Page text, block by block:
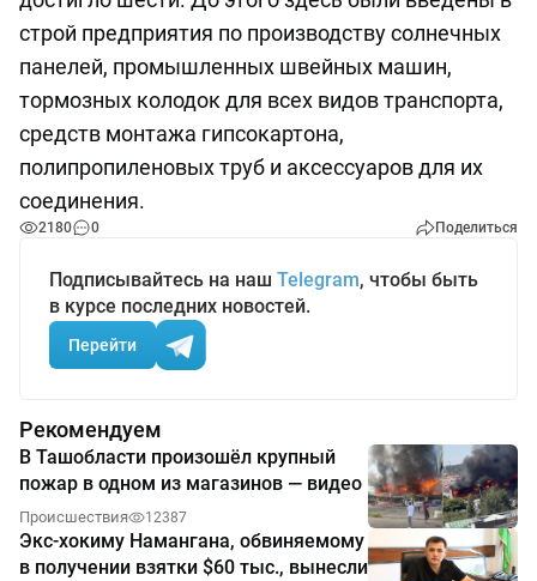
строй предприятия по производству солнечных
панелей, промышленных швейных машин,
тормозных колодок для всех видов транспорта,
средств монтажа гипсокартона,
полипропиленовых труб и аксессуаров для их
соединения.
2180 0 Поделиться
Подписывайтесь на наш Telegram, чтобы быть
в курсе последних новостей.
Перейти
Рекомендуем
В Ташобласти произошёл крупный
пожар в одном из магазинов — видео
Происшествия 12387
Экс-хокиму Намангана, обвиняемому
в получении взятки $60 тыс., вынесли